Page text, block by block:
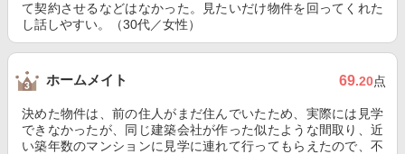
て契約させるなどはなかった。見たいだけ物件を回ってくれた
し話しやすい。（30代／女性）
ホームメイト 69.20点
決めた物件は、前の住人がまだ住んでいたため、実際には見学
できなかったが、同じ建築会社が作った似たような間取り、近
い築年数のマンションに見学に連れて行ってもらえたので、不